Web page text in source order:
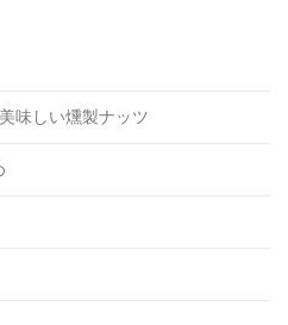
味しい燻製ナッツ